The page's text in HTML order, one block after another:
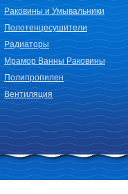
Раковины и Умывальники
Полотенцесушители
Радиаторы
Мрамор Ванны Раковины
Полипропилен
Вентиляция